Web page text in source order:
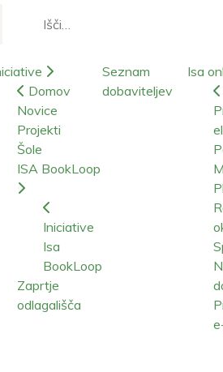
Domov
Novice
Projekti
Šole
ISA BookLoop
Iniciative
Isa
BookLoop
Zaprtje
odlagališča
Seznam
dobaviteljev
Isa